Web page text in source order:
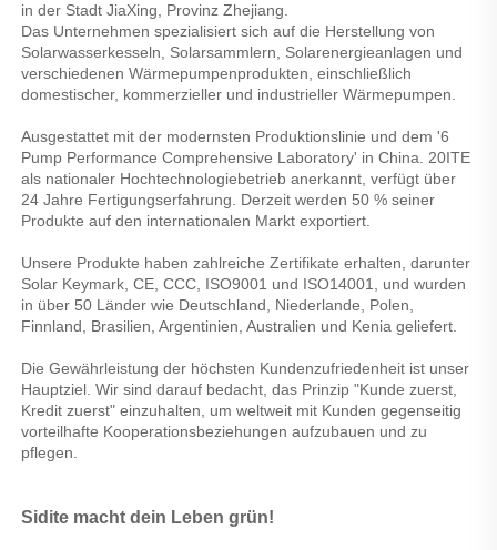
in der Stadt JiaXing, Provinz Zhejiang.
Das Unternehmen spezialisiert sich auf die Herstellung von
Solarwasserkesseln, Solarsammlern, Solarenergieanlagen und
verschiedenen Wärmepumpenprodukten, einschließlich
domestischer, kommerzieller und industrieller Wärmepumpen.
Ausgestattet mit der modernsten Produktionslinie und dem '6
Pump Performance Comprehensive Laboratory' in China. 20ITE
als nationaler Hochtechnologiebetrieb anerkannt, verfügt über
24 Jahre Fertigungserfahrung. Derzeit werden 50 % seiner
Produkte auf den internationalen Markt exportiert.
Unsere Produkte haben zahlreiche Zertifikate erhalten, darunter
Solar Keymark, CE, CCC, ISO9001 und ISO14001, und wurden
in über 50 Länder wie Deutschland, Niederlande, Polen,
Finnland, Brasilien, Argentinien, Australien und Kenia geliefert.
Die Gewährleistung der höchsten Kundenzufriedenheit ist unser
Hauptziel. Wir sind darauf bedacht, das Prinzip "Kunde zuerst,
Kredit zuerst" einzuhalten, um weltweit mit Kunden gegenseitig
vorteilhafte Kooperationsbeziehungen aufzubauen und zu
pflegen.
Sidite macht dein Leben grün!